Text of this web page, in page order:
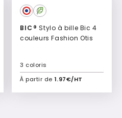
BIC® Stylo à bille Bic 4
couleurs Fashion Otis
À partir de 1.97€/HT
3 coloris
Ajouter à mon devis